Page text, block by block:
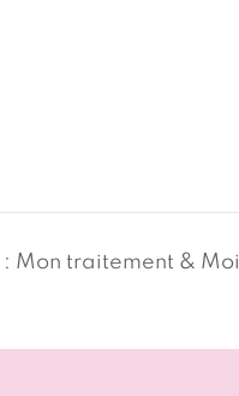
: Mon traitement & Moi